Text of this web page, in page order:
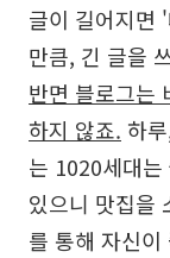
글이 길어지면
만큼, 긴 글을
반면 블로그는
하지 않죠. 하
는 1020세대는
있으니 맛집을
를 통해 자신